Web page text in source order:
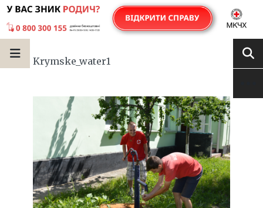
Krymske_water1